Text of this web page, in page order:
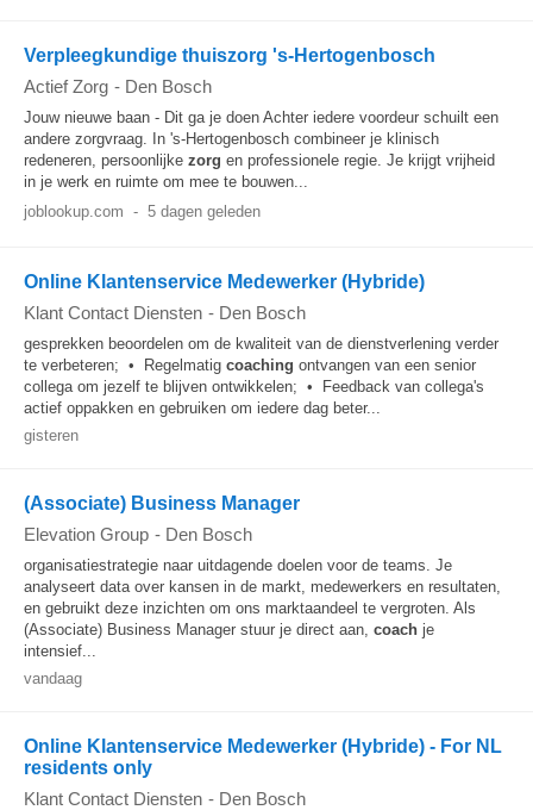
Verpleegkundige thuiszorg 's-Hertogenbosch
Actief Zorg - Den Bosch
Jouw nieuwe baan - Dit ga je doen Achter iedere voordeur schuilt een
andere zorgvraag. In 's-Hertogenbosch combineer je klinisch
redeneren, persoonlijke zorg en professionele regie. Je krijgt vrijheid
in je werk en ruimte om mee te bouwen...
joblookup.com - 5 dagen geleden
Online Klantenservice Medewerker (Hybride)
Klant Contact Diensten - Den Bosch
gesprekken beoordelen om de kwaliteit van de dienstverlening verder
te verbeteren; • Regelmatig coaching ontvangen van een senior
collega om jezelf te blijven ontwikkelen; • Feedback van collega's
actief oppakken en gebruiken om iedere dag beter...
gisteren
(Associate) Business Manager
Elevation Group - Den Bosch
organisatiestrategie naar uitdagende doelen voor de teams. Je
analyseert data over kansen in de markt, medewerkers en resultaten,
en gebruikt deze inzichten om ons marktaandeel te vergroten. Als
(Associate) Business Manager stuur je direct aan, coach je
intensief...
vandaag
Online Klantenservice Medewerker (Hybride) - For NL
residents only
Klant Contact Diensten - Den Bosch